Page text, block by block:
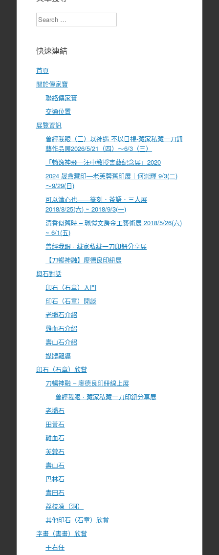
Search
快速連結
首頁
關於傳家寶
聯絡傳家寶
交通位置
展覽資訊
曾經我眼（三）以神遇 不以目視-藏家私藏一刀鈕
藝作品展2026/5/21（四）～6/3（三）
「翰逸神飛—汪中教授書藝紀念展」2020
2024 晟盦藏印—老芙蓉舊印展｜何崇輝 9/3(二)
～9/29(日)
可以清心也――篆刻．茶語．三人展
2018/8/25(六) ~ 2018/9/3(一)
清香似舊時 – 珮愷文房金工藝術展 2018/5/26(六)
~ 6/1(五)
曾經我眼 · 藏家私藏一刀印鈕分享展
【刀暢神融】廖德良印紐展
與石對話
印石（石章）入門
印石（石章）閒談
老撾石介紹
雞血石介紹
壽山石介紹
媒體報導
印石（石章）欣賞
刀暢神融 – 廖德良印紐線上展
曾經我眼 · 藏家私藏一刀印鈕分享展
老撾石
田黃石
雞血石
芙蓉石
壽山石
巴林石
青田石
荔枝凍（洞）
其他印石（石章）欣賞
字畫（書畫）欣賞
于右任